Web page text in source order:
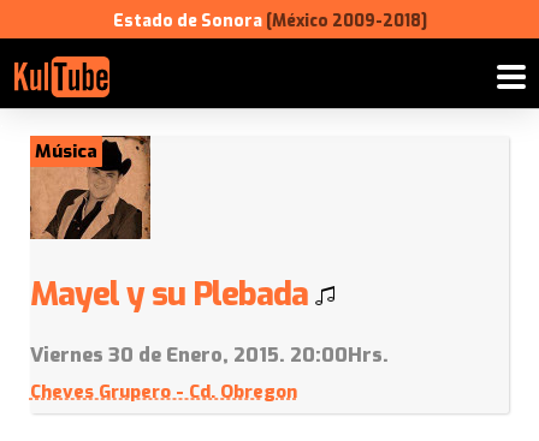
Estado de Sonora [México 2009-2018]
Música
Mayel y su Plebada
Viernes 30 de Enero, 2015. 20:00Hrs.
Cheves Grupero - Cd. Obregon